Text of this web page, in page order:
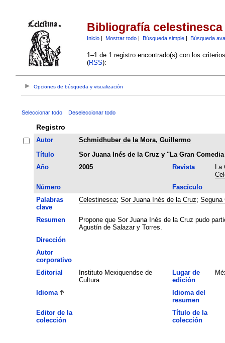
Bibliografía celestinesca
Inicio| Mostrar todo| Búsqueda simple| Búsqueda
1–1 de 1 registro encontrado(s) con los
(RSS):
Opciones de búsqueda y visualización
Seleccionar todo Deseleccionar todo
Registro
Autor
Schmidhuber de la Mora, Guillermo
Título
Sor Juana Inés de la Cruz y "La Gran
Año
2005 Revista
Número
Fascículo
Palabras
clave
Celestinesca; Sor Juana Inés de la Cruz; Seguna
Resumen
Propone que Sor Juana Inés de la Cruz pudo
Agustín de Salazar y Torres.
Dirección
Autor
corporativo
Editorial
Instituto Mexiquendse de
Cultura
Lugar de
edición
Idioma
Idioma del
resumen
Editor de la
colección
Título de la
colección